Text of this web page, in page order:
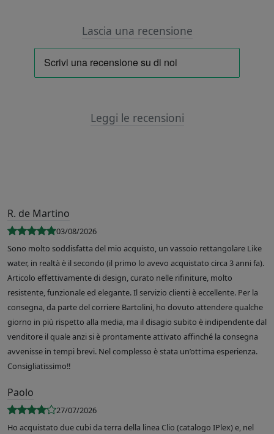
Lascia una recensione
Leggi le recensioni
R. de Martino
03/08/2026
Sono molto soddisfatta del mio acquisto, un vassoio rettangolare Like
water, in realtà è il secondo (il primo lo avevo acquistato circa 3 anni fa).
Articolo effettivamente di design, curato nelle rifiniture, molto
resistente, funzionale ed elegante. Il servizio clienti è eccellente. Per la
consegna, da parte del corriere Bartolini, ho dovuto attendere qualche
giorno in più rispetto alla media, ma il disagio subito è indipendente dal
venditore il quale anzi si è prontamente attivato affinché la consegna
avvenisse in tempi brevi. Nel complesso è stata un’ottima esperienza.
Consigliatissimo!!
Paolo
27/07/2026
Ho acquistato due cubi da terra della linea Clio (catalogo IPlex) e, nel